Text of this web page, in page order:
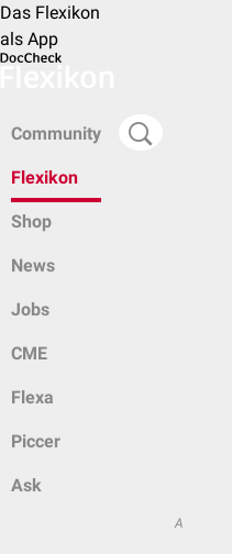
Das Flexikon
als App
Community
Flexikon
Shop
News
Jobs
CME
Flexa
Piccer
Ask
A